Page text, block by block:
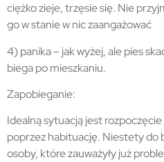
ciężko zieje, trzęsie się. Nie
go w stanie w nic zaangażować
4) panika – jak wyżej, ale pies
biega po mieszkaniu.
Zapobieganie:
Idealną sytuacją jest
poprzez habituację. Niestety do
osoby, które zauważyły już